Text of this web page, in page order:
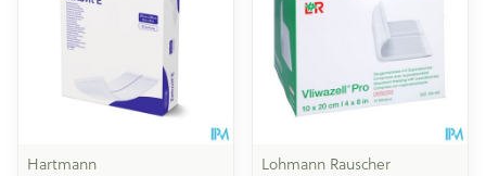
Hartmann
Lohmann Rauscher